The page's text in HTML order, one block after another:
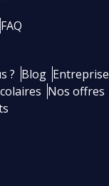
FAQ
? Blog Entreprise
Nos offres